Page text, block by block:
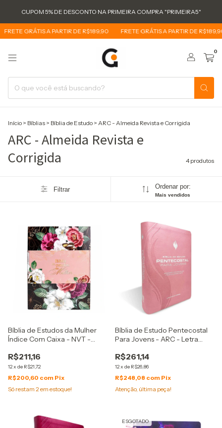
CUPOM 5% DE DESCONTO NA PRIMEIRA COMPRA "PRIMEIRA5"
FRETE GRÁTIS A PARTIR DE R$189,90 FRETE GRÁTIS A PARTIR DE R$189,90
0
Início > Bíblias > Bíblia de Estudo > ARC - Almeida Revista e Corrigida
ARC - Almeida Revista e
Corrigida
4 produtos
Filtrar Ordenar por:
Mais vendidos
Bíblia de Estudos da Mulher
Índice Com Caixa - NVT -
R$211,16
12x de R$21,72
R$200,60 com Pix
Só restam 2em estoque!
Bíblia de Estudo Pentecostal
Para Jovens - ARC - Letra
R$261,14
12x de R$26,86
R$248,08 com Pix
Atenção, última peça!
ESGOTADO